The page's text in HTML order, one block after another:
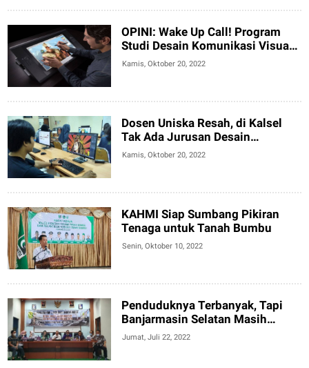
OPINI: Wake Up Call! Program
Studi Desain Komunikasi Visual
Ada di Kalsel?
Kamis, Oktober 20, 2022
Dosen Uniska Resah, di Kalsel
Tak Ada Jurusan Desain
Komunikasi Visual
Kamis, Oktober 20, 2022
KAHMI Siap Sumbang Pikiran
Tenaga untuk Tanah Bumbu
Senin, Oktober 10, 2022
Penduduknya Terbanyak, Tapi
Banjarmasin Selatan Masih
Minim Sekolah
Jumat, Juli 22, 2022